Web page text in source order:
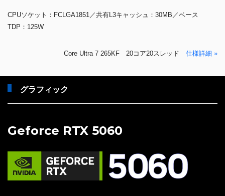
CPUソケット：FCLGA1851／共有L3キャッシュ：30MB／ベース
TDP：125W
Core Ultra 7 265KF 20コア20スレッド 仕様詳細 »
グラフィック
Geforce RTX 5060